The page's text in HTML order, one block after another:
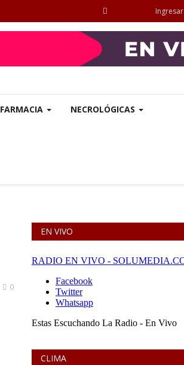
Ingresar
FARMACIA NECROLÓGICAS
0
EN VIVO
CLIMA